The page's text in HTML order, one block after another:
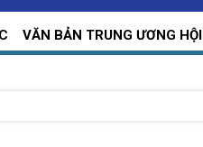
VĂN BẢN TRUNG ƯƠNG HỘI